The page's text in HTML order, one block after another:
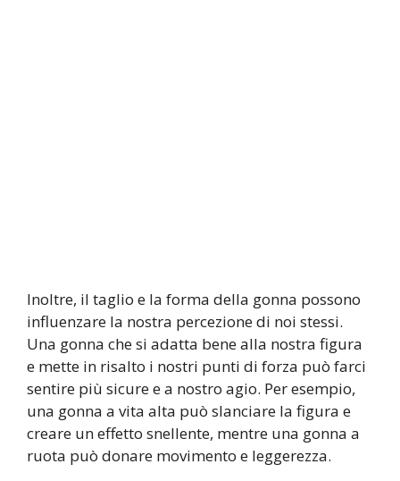
Inoltre, il taglio e la forma della gonna possono
influenzare la nostra percezione di noi stessi.
Una gonna che si adatta bene alla nostra figura
e mette in risalto i nostri punti di forza può farci
sentire più sicure e a nostro agio. Per esempio,
una gonna a vita alta può slanciare la figura e
creare un effetto snellente, mentre una gonna a
ruota può donare movimento e leggerezza.